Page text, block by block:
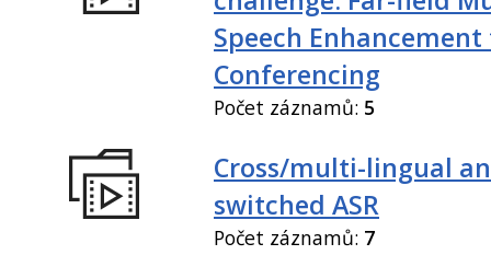
Speech
Conferencing
Počet záznamů: 5
Cross/multi-lingual
switched ASR
Počet záznamů: 7